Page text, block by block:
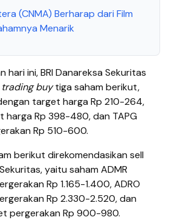
(CNMA) Berharap dari Film
Menarik
hari ini, BRI Danareksa Sekuritas
trading buytiga saham berikut,
target harga Rp 210-264,
harga Rp 398-480, dan TAPG
Rp 510-600.
berikut direkomendasikan sell
yaitu saham ADMR
Rp 1.165-1.400, ADRO
Rp 2.330-2.520, dan
pergerakan Rp 900-980.